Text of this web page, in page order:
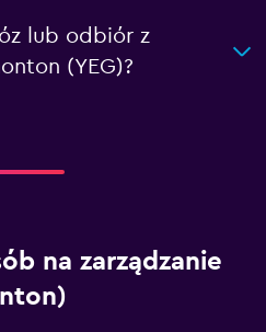
lub odbiór z
(YEG)?
na zarządzanie